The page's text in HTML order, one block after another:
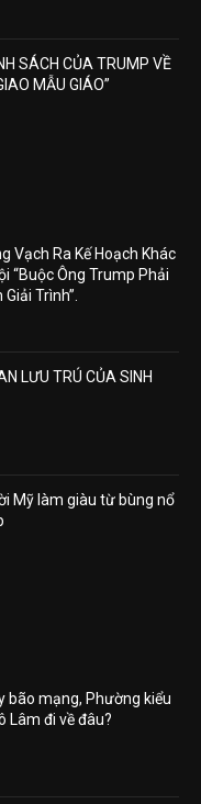
SÁCH CỦA TRUMP VỀ
MẪU GIÁO”
Vạch Ra Kế Hoạch Khác
“Buộc Ông Trump Phải
Trình”.
LƯU TRÚ CỦA SINH
Mỹ làm giàu từ bùng nổ
bão mạng, Phường kiểu
Lâm đi về đâu?